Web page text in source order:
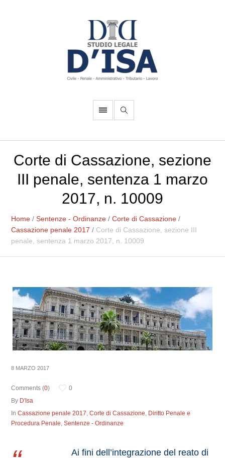
Corte di Cassazione, sezione
III penale, sentenza 1 marzo
2017, n. 10009
Home /Sentenze - Ordinanze /Corte di Cassazione /
Cassazione penale 2017 / Corte di Cassazione, sezione III
penale, sentenza 1 marzo 2017, n. 10009
8 MARZO 2017
Comments (0)
0
By D'Isa
InCassazione penale 2017,Corte di Cassazione, Diritto Penale e
Procedura Penale,Sentenze - Ordinanze
Ai fini dell’integrazione del reato di